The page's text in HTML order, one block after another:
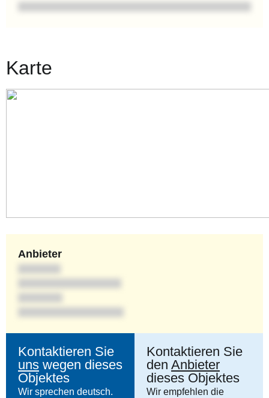
Karte
Anbieter
Kontaktieren Sie
uns wegen dieses
Objektes
Wir sprechen deutsch.
Kontaktieren Sie
den Anbieter
dieses Objektes
Wir empfehlen die